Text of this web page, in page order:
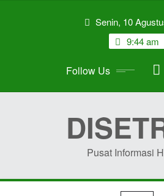
Senin, 10
9:44 am
Follow Us
Pusat Informasi